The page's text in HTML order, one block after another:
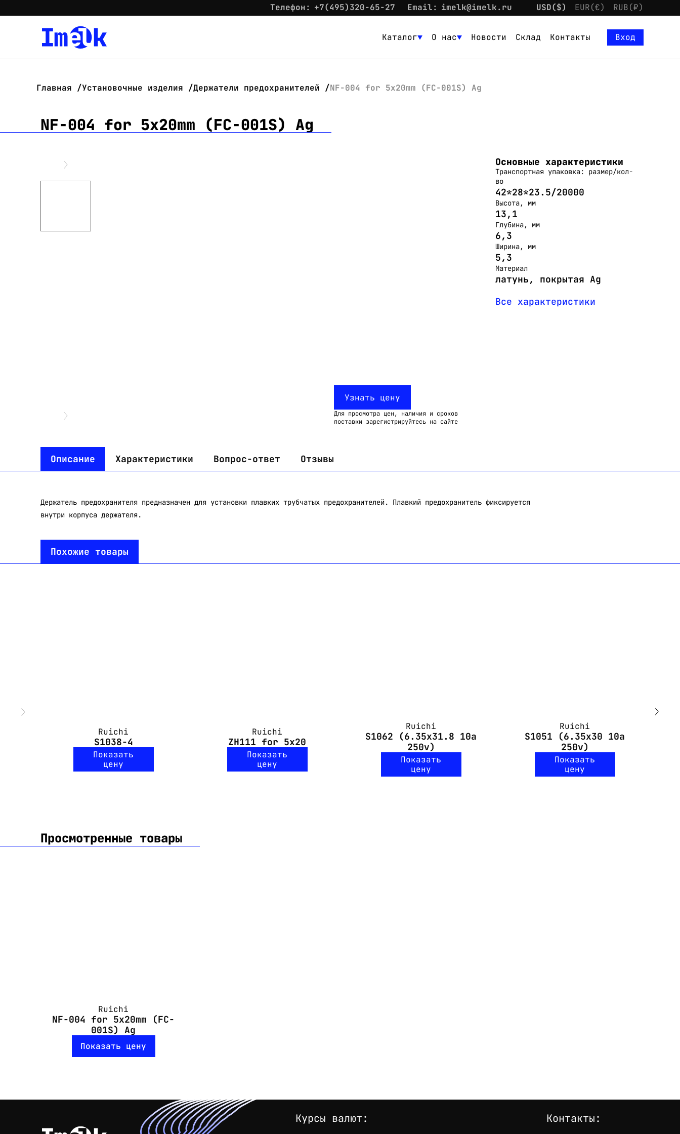
Телефон: +7(495)320-65-27 Email: imelk@imelk.ru USD($) EUR(€) RUB(₽)
Каталог О нас Новости Склад Контакты
Вход
Склад
Главная Установочные изделия Держатели предохранителей NF-004 for 5х20mm (FC-001S) Ag
NF-004 for 5х20mm (FC-001S) Ag
Узнать цену
Для просмотра цен, наличия и сроков
поставки зарегистрируйтесь на сайте
Основные характеристики
Транспортная упаковка: размер/кол-
во
42*28*23.5/20000
Высота, мм
13,1
Глубина, мм
6,3
Ширина, мм
5,3
Материал
латунь, покрытая Ag
Все характеристики
Описание Характеристики Вопрос-ответ Отзывы
Держатель предохранителя предназначен для установки плавких трубчатых предохранителей. Плавкий предохранитель фиксируется
внутри корпуса держателя.
Похожие товары
Ruichi
S1038-4
Показать
цену
Ruichi
ZH111 for 5х20
Показать
цену
Ruichi
S1062 (6.35x31.8 10a
250v)
Показать
цену
Ruichi
S1051 (6.35x30 10a
250v)
Показать
цену
Просмотренные товары
Ruichi
NF-004 for 5х20mm (FC-
001S) Ag
Показать цену
Курсы валют:
Контакты: